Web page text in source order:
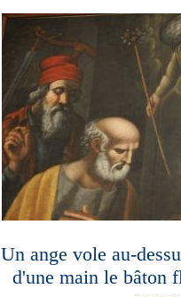
Un ange vole au-
d'une main le bâton